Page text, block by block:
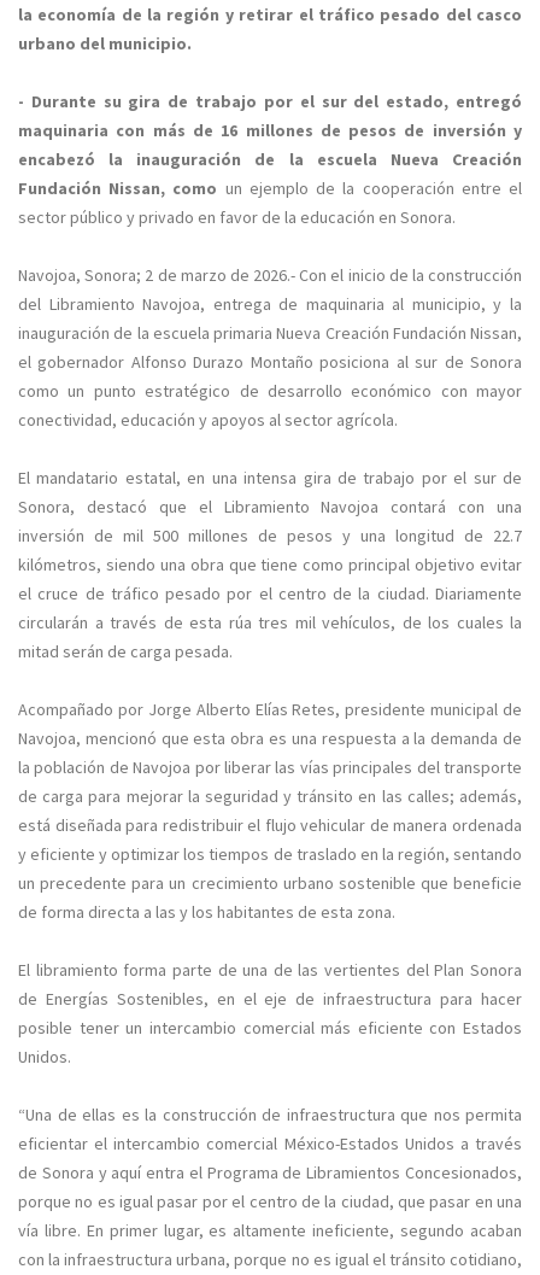
la economía de la región y retirar el tráfico pesado del casco
urbano del municipio.
- Durante su gira de trabajo por el sur del estado, entregó
maquinaria con más de 16 millones de pesos de inversión y
encabezó la inauguración de la escuela Nueva Creación
Fundación Nissan, como un ejemplo de la cooperación entre el
sector público y privado en favor de la educación en Sonora.
Navojoa, Sonora; 2 de marzo de 2026.- Con el inicio de la construcción
del Libramiento Navojoa, entrega de maquinaria al municipio, y la
inauguración de la escuela primaria Nueva Creación Fundación Nissan,
el gobernador Alfonso Durazo Montaño posiciona al sur de Sonora
como un punto estratégico de desarrollo económico con mayor
conectividad, educación y apoyos al sector agrícola.
El mandatario estatal, en una intensa gira de trabajo por el sur de
Sonora, destacó que el Libramiento Navojoa contará con una
inversión de mil 500 millones de pesos y una longitud de 22.7
kilómetros, siendo una obra que tiene como principal objetivo evitar
el cruce de tráfico pesado por el centro de la ciudad. Diariamente
circularán a través de esta rúa tres mil vehículos, de los cuales la
mitad serán de carga pesada.
Acompañado por Jorge Alberto Elías Retes, presidente municipal de
Navojoa, mencionó que esta obra es una respuesta a la demanda de
la población de Navojoa por liberar las vías principales del transporte
de carga para mejorar la seguridad y tránsito en las calles; además,
está diseñada para redistribuir el flujo vehicular de manera ordenada
y eficiente y optimizar los tiempos de traslado en la región, sentando
un precedente para un crecimiento urbano sostenible que beneficie
de forma directa a las y los habitantes de esta zona.
El libramiento forma parte de una de las vertientes del Plan Sonora
de Energías Sostenibles, en el eje de infraestructura para hacer
posible tener un intercambio comercial más eficiente con Estados
Unidos.
“Una de ellas es la construcción de infraestructura que nos permita
eficientar el intercambio comercial México-Estados Unidos a través
de Sonora y aquí entra el Programa de Libramientos Concesionados,
porque no es igual pasar por el centro de la ciudad, que pasar en una
vía libre. En primer lugar, es altamente ineficiente, segundo acaban
con la infraestructura urbana, porque no es igual el tránsito cotidiano,